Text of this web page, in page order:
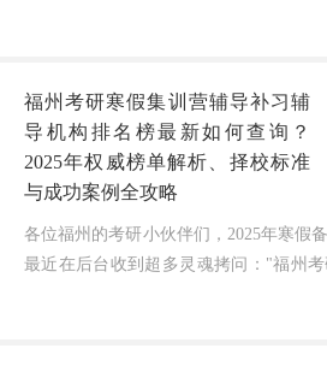
福州考研寒假集训营辅导补习辅
导机构排名榜最新如何查询？
2025年权威榜单解析、择校标准
与成功案例全攻略
各位福州的考研小伙伴们，2025年寒假
最近在后台收到超多灵魂拷问："福州考
导机构排名榜最新哪里能查到？如何透